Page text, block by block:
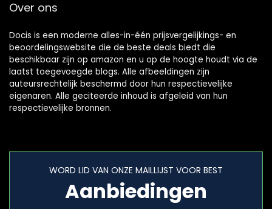
Over ons
Docis is een moderne alles-in-één prijsvergelijkings- en
beoordelingswebsite die de beste deals biedt die
beschikbaar zijn op amazon en u op de hoogte houdt via de
laatst toegevoegde blogs. Alle afbeeldingen zijn
auteursrechtelijk beschermd door hun respectievelijke
eigenaren. Alle geciteerde inhoud is afgeleid van hun
respectievelijke bronnen.
WORD LID VAN ONZE MAILLIJST VOOR BEST
Aanbiedingen